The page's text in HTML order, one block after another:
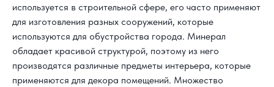
используется в строительной сфере, его часто применяют
для изготовления разных сооружений, которые
используются для обустройства города. Минерал
обладает красивой структурой, поэтому из него
производятся различные предметы интерьера, которые
применяются для декора помещений. Множество